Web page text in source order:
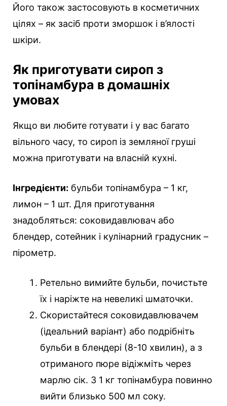
Його також застосовують в косметичних
цілях – як засіб проти зморшок і в’ялості
шкіри.
Як приготувати сироп з
топінамбура в домашніх
умовах
Якщо ви любите готувати і у вас багато
вільного часу, то сироп із земляної груші
можна приготувати на власній кухні.
Інгредієнти: бульби топінамбура – 1 кг,
лимон – 1 шт. Для приготування
знадобляться: соковидавлювач або
блендер, сотейник і кулінарний градусник –
пірометр.
Ретельно вимийте бульби, почистьте
їх і наріжте на невеликі шматочки.
Скористайтеся соковидавлювачем
(ідеальний варіант) або подрібніть
бульби в блендері (8-10 хвилин), а з
отриманого пюре відіжміть через
марлю сік. З 1 кг топінамбура повинно
вийти близько 500 мл соку.